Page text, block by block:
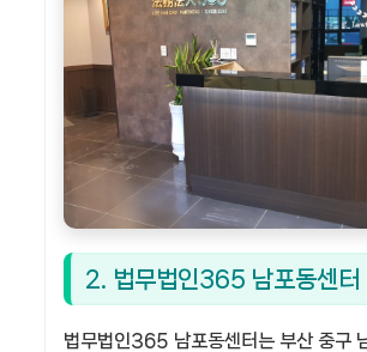
2. 법무법인365 남포동센터
법무법인365 남포동센터는 부산 중구